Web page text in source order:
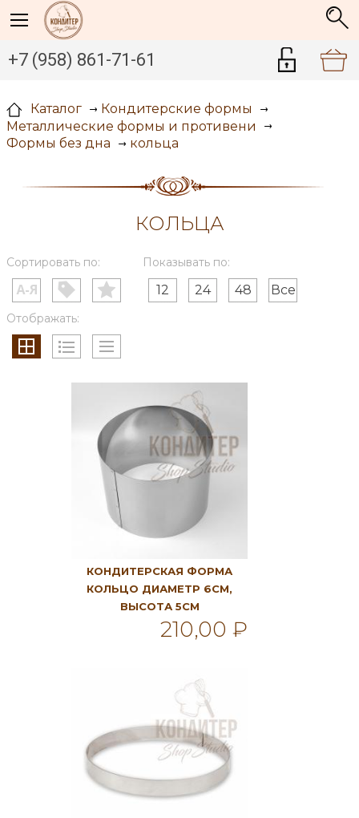
+7 (958) 861-71-61
Каталог
Кондитерские формы
Металлические формы и противени
Формы без дна
кольца
КОЛЬЦА
Сортировать по: Показывать по:
12 24 48 Все
Отображать:
КОНДИТЕРСКАЯ ФОРМА
КОЛЬЦО ДИАМЕТР 6СМ,
ВЫСОТА 5СМ
210,00 ₽